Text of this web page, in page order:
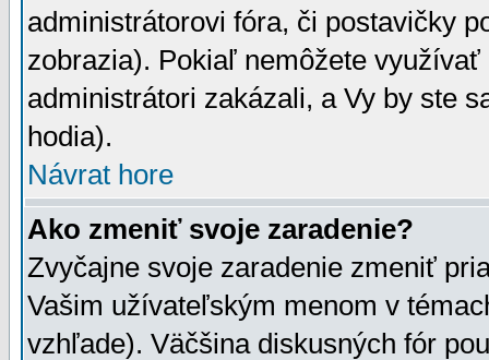
administrátorovi fóra, či postavičky
zobrazia). Pokiaľ nemôžete
administrátori zakázali, a Vy by ste
hodia).
Návrat hore
Ako zmeniť svoje zaradenie?
Zvyčajne svoje zaradenie zmeniť
Vašim užívateľským menom v
vzhľade). Väčšina diskusných fór